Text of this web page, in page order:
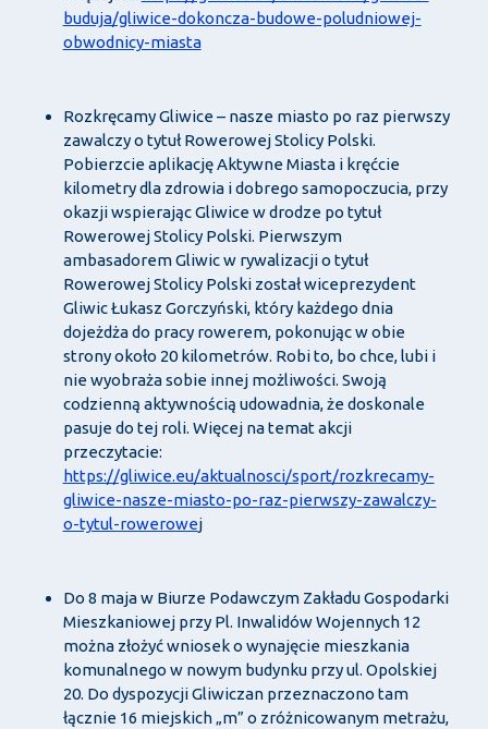
buduja/gliwice-dokoncza-budowe-poludniowej-
obwodnicy-miasta
Rozkręcamy Gliwice – nasze miasto po raz pierwszy
zawalczy o tytuł Rowerowej Stolicy Polski.
Pobierzcie aplikację Aktywne Miasta i kręćcie
kilometry dla zdrowia i dobrego samopoczucia, przy
okazji wspierając Gliwice w drodze po tytuł
Rowerowej Stolicy Polski. Pierwszym
ambasadorem Gliwic w rywalizacji o tytuł
Rowerowej Stolicy Polski został wiceprezydent
Gliwic Łukasz Gorczyński, który każdego dnia
dojeżdża do pracy rowerem, pokonując w obie
strony około 20 kilometrów. Robi to, bo chce, lubi i
nie wyobraża sobie innej możliwości. Swoją
codzienną aktywnością udowadnia, że doskonale
pasuje do tej roli. Więcej na temat akcji
przeczytacie:
https://gliwice.eu/aktualnosci/sport/rozkrecamy-
gliwice-nasze-miasto-po-raz-pierwszy-zawalczy-
o-tytul-rowerowej
Do 8 maja w Biurze Podawczym Zakładu Gospodarki
Mieszkaniowej przy Pl. Inwalidów Wojennych 12
można złożyć wniosek o wynajęcie mieszkania
komunalnego w nowym budynku przy ul. Opolskiej
20. Do dyspozycji Gliwiczan przeznaczono tam
łącznie 16 miejskich „m” o zróżnicowanym metrażu,